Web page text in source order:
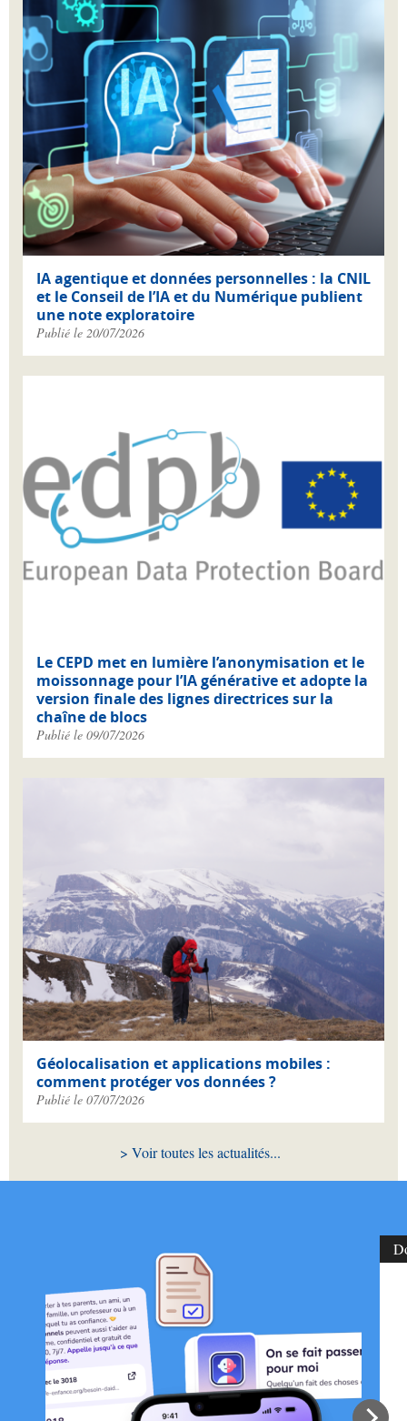
IA agentique et données personnelles : la CNIL
et le Conseil de l’IA et du Numérique publient
une note exploratoire
Publié le 20/07/2026
Le CEPD met en lumière l’anonymisation et le
moissonnage pour l’IA générative et adopte la
version finale des lignes directrices sur la
chaîne de blocs
Publié le 09/07/2026
Géolocalisation et applications mobiles :
comment protéger vos données ?
Publié le 07/07/2026
Voir toutes les actualités